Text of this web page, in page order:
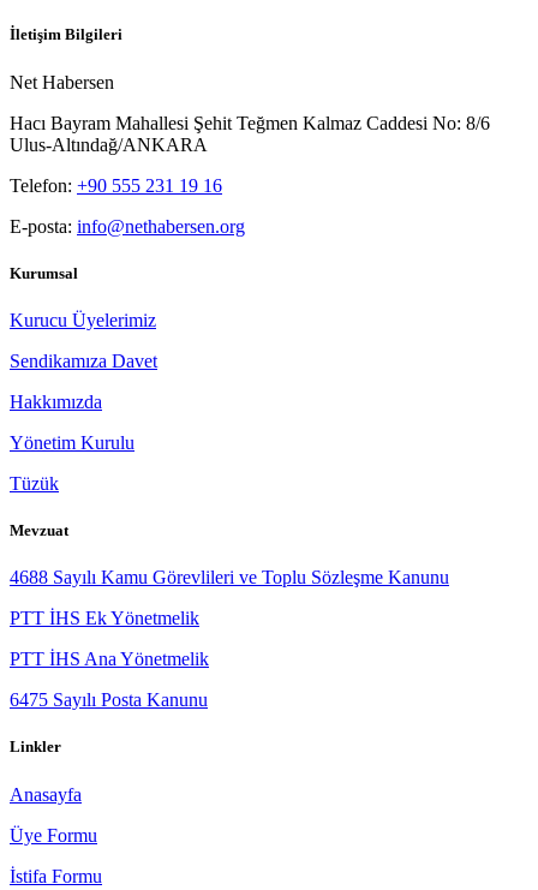
İletişim Bilgileri
Net Habersen
Hacı Bayram Mahallesi Şehit Teğmen Kalmaz Caddesi No: 8/6
Ulus-Altındağ/ANKARA
Telefon: +90 555 231 19 16
E-posta: info@nethabersen.org
Kurumsal
Kurucu Üyelerimiz
Sendikamıza Davet
Hakkımızda
Yönetim Kurulu
Tüzük
Mevzuat
4688 Sayılı Kamu Görevlileri ve Toplu Sözleşme Kanunu
PTT İHS Ek Yönetmelik
PTT İHS Ana Yönetmelik
6475 Sayılı Posta Kanunu
Linkler
Anasayfa
Üye Formu
İstifa Formu